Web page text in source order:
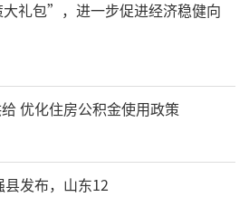
礼包”，进一步促进经济稳健向
优化住房公积金使用政策
发布，山东12